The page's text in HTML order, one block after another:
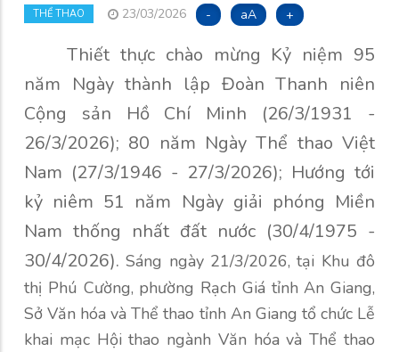
THỂ THAO 23/03/2026 - aA +
Thiết thực chào mừng Kỷ niệm 95
năm Ngày thành lập Đoàn Thanh niên
Cộng sản Hồ Chí Minh (26/3/1931 -
26/3/2026); 80 năm Ngày Thể thao Việt
Nam (27/3/1946 - 27/3/2026); Hướng tới
kỷ niêm 51 năm Ngày giải phóng Miền
Nam thống nhất đất nước (30/4/1975 -
30/4/2026).Sáng ngày 21/3/2026, tại Khu đô
thị Phú Cường, phường Rạch Giá tỉnh An Giang,
Sở Văn hóa và Thể thao tỉnh An Giang tổ chức Lễ
khai mạc Hội thao ngành Văn hóa và Thể thao